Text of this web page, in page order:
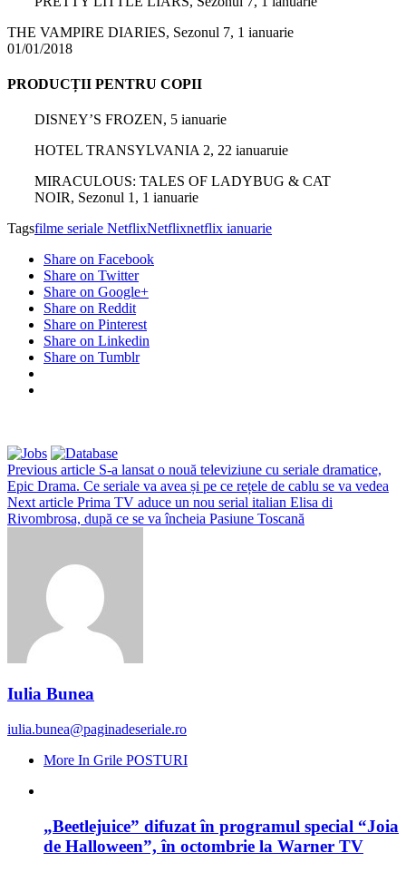
THE VAMPIRE DIARIES, Sezonul 7, 1 ianuarie
01/01/2018
PRODUCȚII PENTRU COPII
DISNEY’S FROZEN, 5 ianuarie
HOTEL TRANSYLVANIA 2, 22 ianuaruie
MIRACULOUS: TALES OF LADYBUG & CAT
NOIR, Sezonul 1, 1 ianuarie
Tagsfilme seriale NetflixNetflixnetflix ianuarie
Share on Facebook
Share on Twitter
Share on Google+
Share on Reddit
Share on Pinterest
Share on Linkedin
Share on Tumblr
Previous article S-a lansat o nouă televiziune cu seriale dramatice,
Epic Drama. Ce seriale va avea și pe ce rețele de cablu se va vedea
Next article Prima TV aduce un nou serial italian Elisa di
Rivombrosa, după ce se va încheia Pasiune Toscană
Iulia Bunea
iulia.bunea@paginadeseriale.ro
More In Grile POSTURI
„Beetlejuice” difuzat în programul special “Joia
de Halloween”, în octombrie la Warner TV